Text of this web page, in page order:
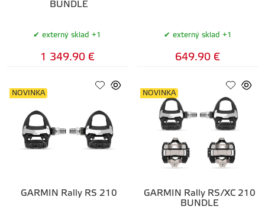
BUNDLE
externý sklad +1
1 349.90 €
externý sklad +1
649.90 €
GARMIN Rally RS 210
NOVINKA
GARMIN Rally RS/XC 210
BUNDLE
NOVINKA